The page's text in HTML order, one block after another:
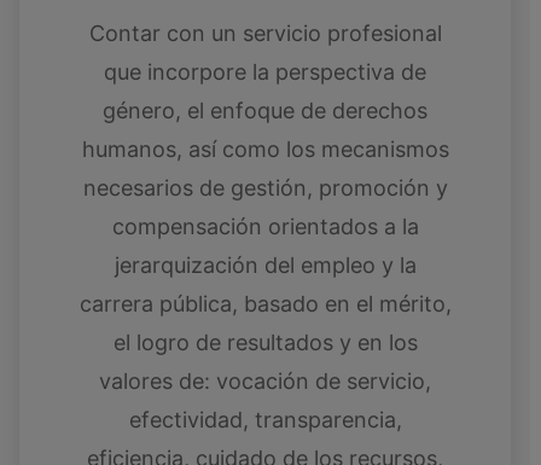
Contar con un servicio profesional
que incorpore la perspectiva de
género, el enfoque de derechos
humanos, así como los mecanismos
necesarios de gestión, promoción y
compensación orientados a la
jerarquización del empleo y la
carrera pública, basado en el mérito,
el logro de resultados y en los
valores de: vocación de servicio,
efectividad, transparencia,
eficiencia, cuidado de los recursos,